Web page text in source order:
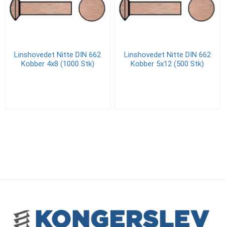
Linshovedet Nitte DIN 662
Kobber 4x8 (1000 Stk)
Linshovedet Nitte DIN 662
Kobber 5x12 (500 Stk)